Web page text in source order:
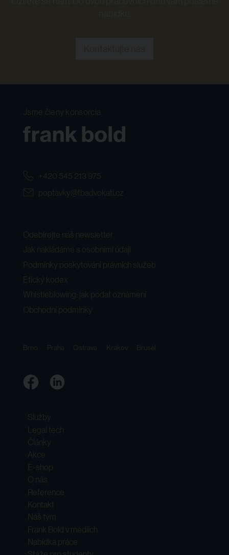
Jsme členy konsorcia
+420 545 213 975
poptavky@fbadvokati.cz
Odebírejte náš newsletter
Jak nakládáme s osobními údaji
Podmínky poskytování právních služeb
Etický kodex
Whistleblowing: jak podat oznámení
Obchodní podmínky
Brno Praha Ostrava Krakov Brusel
Služby
Legal tech
Články
Akce
E-shop
O nás
Reference
Kontakt
Náš tým
Frank Bold v médiích
Nabídka práce